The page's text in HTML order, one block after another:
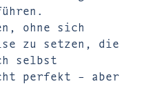
ohne sich
zu setzen, die
selbst
perfekt – aber